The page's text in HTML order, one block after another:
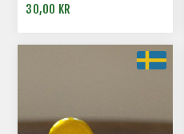
30,00 KR